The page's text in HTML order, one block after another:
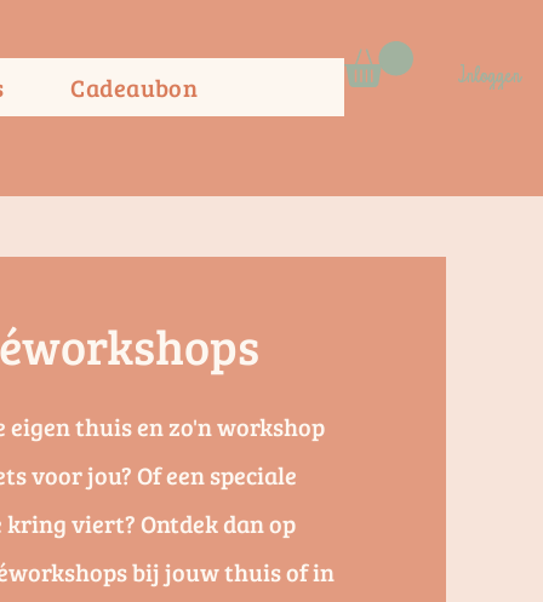
Cadeaubon Inloggen
thuis en zo'n workshop
voor jou? Of een speciale
viert? Ontdek dan op
bij jouw thuis of in